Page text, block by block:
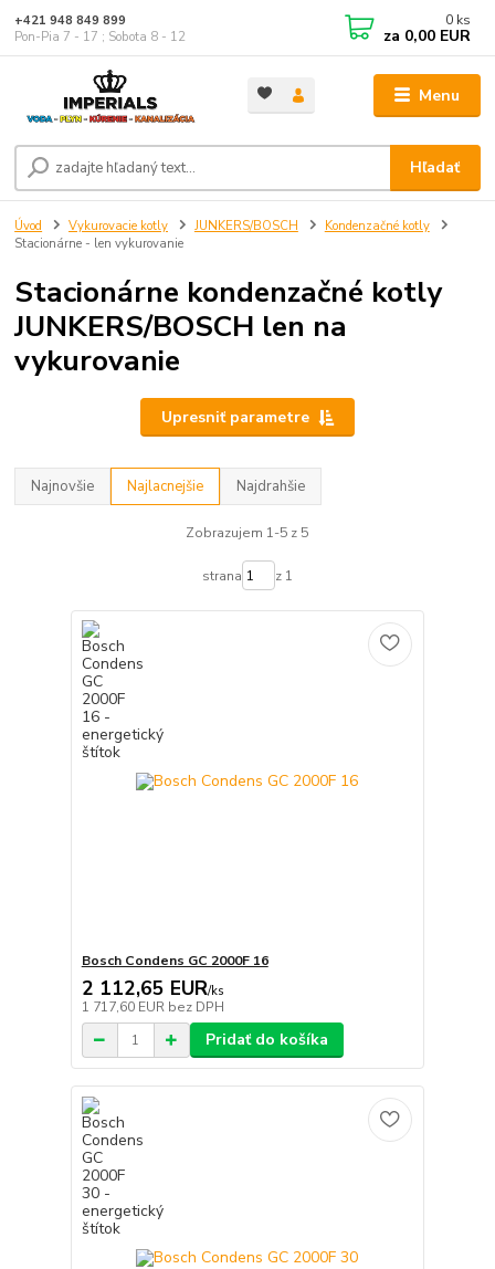
Menu
Hľadať
+421 948 849 899
Pon-Pia 7 - 17 ; Sobota 8 - 12
0 ks
za 0,00 EUR
Úvod Vykurovacie kotly JUNKERS/BOSCH
Kondenzačné kotly
Stacionárne - len vykurovanie
Stacionárne kondenzačné kotly
JUNKERS/BOSCH len na
vykurovanie
Upresniť parametre
Najnovšie Najlacnejšie Najdrahšie
Zobrazujem 1-5 z 5
strana z 1
Bosch Condens GC 2000F 16
2 112,65 EUR/ks
1 717,60 EUR bez DPH
Pridať do košíka